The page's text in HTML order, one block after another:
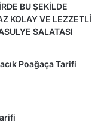
BU ŞEKİLDE
KOLAY VE LEZZETLİ
SALATASI
Poağaça Tarifi